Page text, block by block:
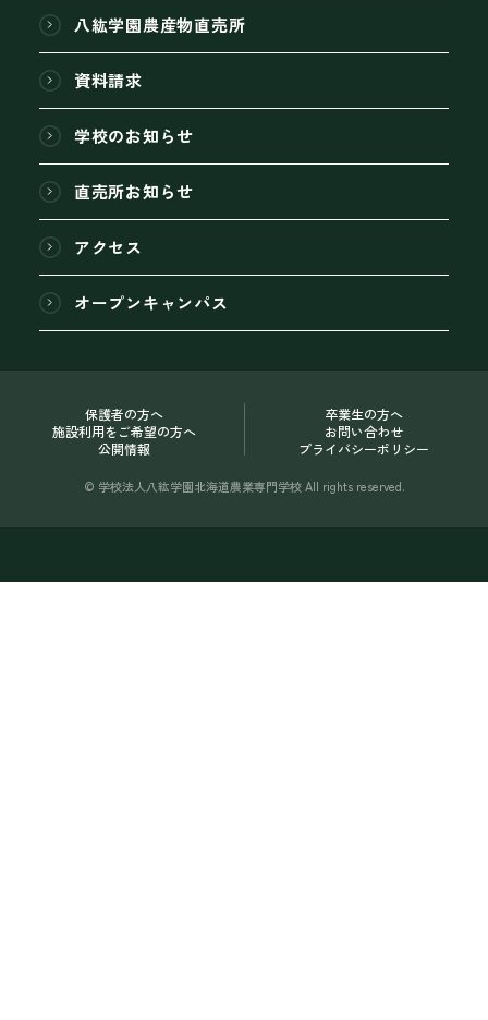
八紘学園農産物直売所
資料請求
学校のお知らせ
直売所お知らせ
アクセス
オープンキャンパス
保護者の方へ
卒業生の方へ
施設利用をご希望の方へ
お問い合わせ
公開情報
プライバシーポリシー
© 学校法人八紘学園北海道農業専門学校 All rights reserved.